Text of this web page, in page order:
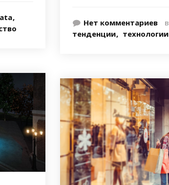
Нет комментариев в
тенденции
технологии